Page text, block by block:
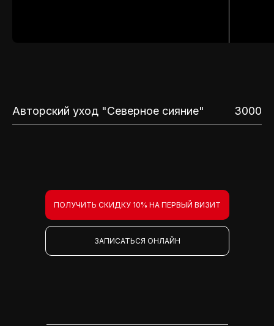
Авторский уход "Северное сияние" 3000
ПОЛУЧИТЬ СКИДКУ 10% НА ПЕРВЫЙ ВИЗИТ
ЗАПИСАТЬСЯ ОНЛАЙН